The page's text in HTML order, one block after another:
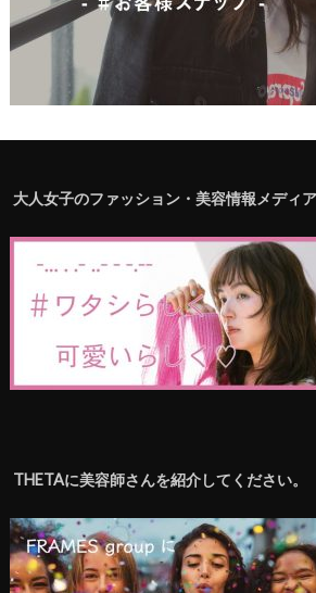
大人女子のファッション・美容情報メディ
THETAに美容師さんを紹介してください。